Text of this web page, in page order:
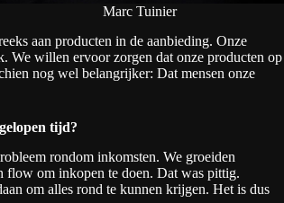
Marc Tuinier
aan producten in de aanbieding. Onze
We willen ervoor zorgen dat onze producten op
nog wel belangrijker: Dat mensen onze
tijd?
rondom inkomsten. We groeiden
flow om inkopen te doen. Dat was pittig.
om alles rond te kunnen krijgen. Het is dus